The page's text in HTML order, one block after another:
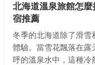
北海道溫泉旅館怎
宿推薦
冬季的北海道除了滑雪
體驗。當雪花飄落在露
呼的溫泉水中，這種冷